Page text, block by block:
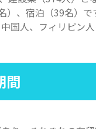
、宿泊（39名）で
国人、フィリピン
間